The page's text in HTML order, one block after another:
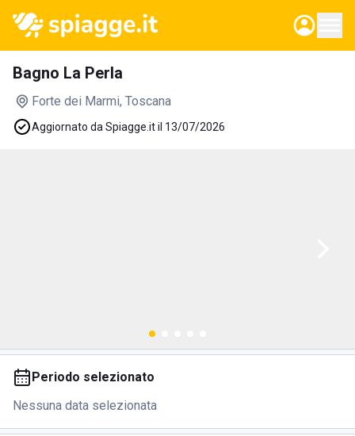
Bagno La Perla
Forte dei Marmi, Toscana
Aggiornato da Spiagge.it il 13/07/2026
Periodo selezionato
Nessuna data selezionata